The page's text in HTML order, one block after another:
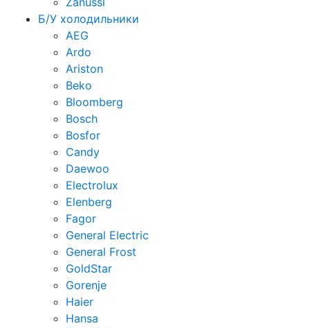
Б/У холодильники
AEG
Ardo
Ariston
Beko
Bloomberg
Bosch
Bosfor
Candy
Daewoo
Electrolux
Elenberg
Fagor
General Electric
General Frost
GoldStar
Gorenje
Haier
Hansa